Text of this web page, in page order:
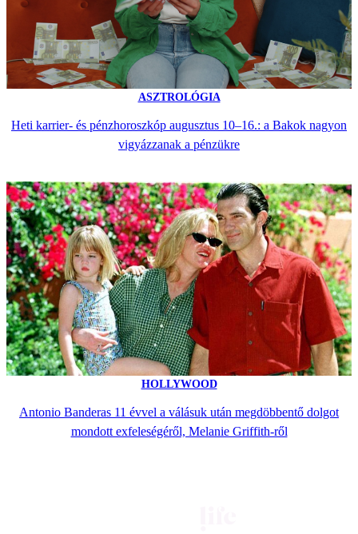
ASZTROLÓGIA
Heti karrier- és pénzhoroszkóp augusztus 10–16.: a Bakok nagyon
vigyázzanak a pénzükre
HOLLYWOOD
Antonio Banderas 11 évvel a válásuk után megdöbbentő dolgot
mondott exfeleségéről, Melanie Griffith-ről